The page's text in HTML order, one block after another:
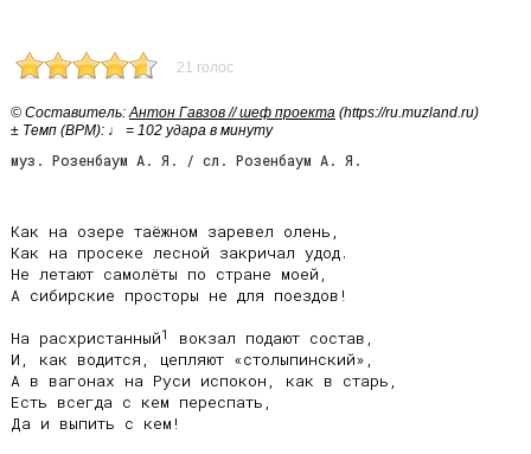
21 голос
© Cоставитель:Антон Гавзов // шеф проекта (https://ru.muzland.ru)
± Темп (BPM): ♩ = 102 удара в минуту
муз. Розенбаум А. Я. / сл. Розенбаум А. Я.
Как на озере таёжном заревел олень,
Как на просеке лесной закричал удод.
Не летают самолёты по стране моей,
А сибирские просторы не для поездов!
На расхристанный1
вокзал подают состав,
И, как водится, цепляют «столыпинский»,
А в вагонах на Руси испокон, как в старь,
Есть всегда с кем переспать,
Да и выпить с кем!